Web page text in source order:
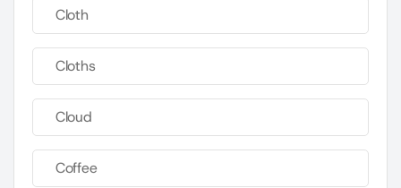
Cloth
Cloths
Cloud
Coffee